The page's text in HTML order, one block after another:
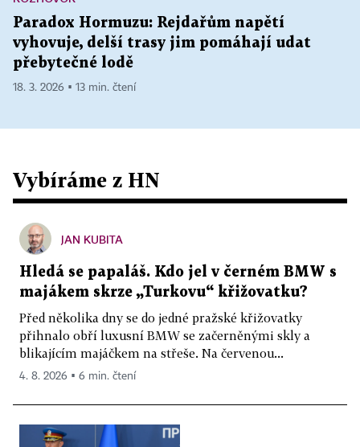
Paradox Hormuzu: Rejdařům napětí
vyhovuje, delší trasy jim pomáhají udat
přebytečné lodě
18. 3. 2026 ▪ 13 min. čtení
Vybíráme z HN
JAN KUBITA
Hledá se papaláš. Kdo jel v černém BMW s
majákem skrze „Turkovu“ křižovatku?
Před několika dny se do jedné pražské křižovatky
přihnalo obří luxusní BMW se začerněnými skly a
blikajícím majáčkem na střeše. Na červenou...
4. 8. 2026 ▪ 6 min. čtení